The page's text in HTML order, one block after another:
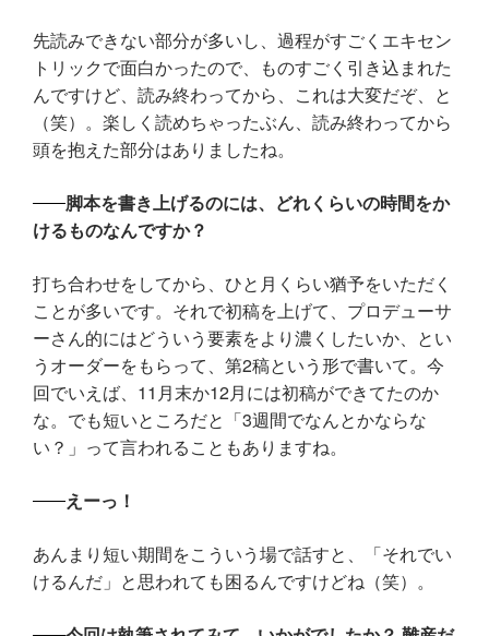
先読みできない部分が多いし、過程がすごくエキセン
トリックで面白かったので、ものすごく引き込まれた
んですけど、読み終わってから、これは大変だぞ、と
（笑）。楽しく読めちゃったぶん、読み終わってから
頭を抱えた部分はありましたね。
脚本を書き上げるのには、どれくらいの時間をか
けるものなんですか？
打ち合わせをしてから、ひと月くらい猶予をいただく
ことが多いです。それで初稿を上げて、プロデューサ
ーさん的にはどういう要素をより濃くしたいか、とい
うオーダーをもらって、第2稿という形で書いて。今
回でいえば、11月末か12月には初稿ができてたのか
な。でも短いところだと「3週間でなんとかならな
い？」って言われることもありますね。
えーっ！
あんまり短い期間をこういう場で話すと、「それでい
けるんだ」と思われても困るんですけどね（笑）。